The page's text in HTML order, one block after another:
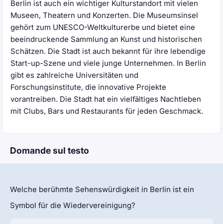
Berlin ist auch ein wichtiger Kulturstandort mit vielen
Museen, Theatern und Konzerten. Die Museumsinsel
gehört zum UNESCO-Weltkulturerbe und bietet eine
beeindruckende Sammlung an Kunst und historischen
Schätzen. Die Stadt ist auch bekannt für ihre lebendige
Start-up-Szene und viele junge Unternehmen. In Berlin
gibt es zahlreiche Universitäten und
Forschungsinstitute, die innovative Projekte
vorantreiben. Die Stadt hat ein vielfältiges Nachtleben
mit Clubs, Bars und Restaurants für jeden Geschmack.
Domande sul testo
Welche berühmte Sehenswürdigkeit in Berlin ist ein
Symbol für die Wiedervereinigung?